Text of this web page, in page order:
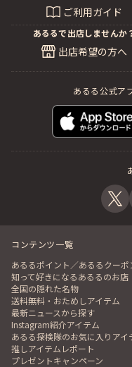
ご利用ガイド
あるるで出店しませんか
出店希望の方へ
あるる公式ア
コンテンツ一覧
あるるポイント／あるるクーポ
知って好きになるあるるのお店
全国の隠れた名物
送料無料・おためしアイテム
最新ニュースから探す
Instagram紹介アイテム
あるる探検隊のお気に入りアイ
推しアイテムレポート
プレゼントキャンペーン